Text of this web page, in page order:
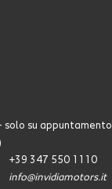
solo su appuntamento
+39 347 550 1110
info@invidiamotors.it